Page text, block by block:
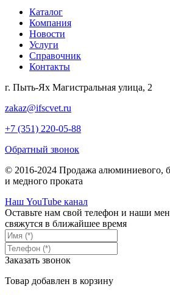
Каталог
Компания
Новости
Услуги
Справочник
Контакты
г. Пыть-Ях Магистральная улица, 2
zakaz@ifscvet.ru
+7 (351) 220-05-88
Обратный звонок
© 2016-2024 Продажа алюминиевого,
и медного проката
Наш YouTube канал
Оставьте нам свой телефон и наши
свяжутся в ближайшее время
Заказать звонок
Товар добавлен в корзину